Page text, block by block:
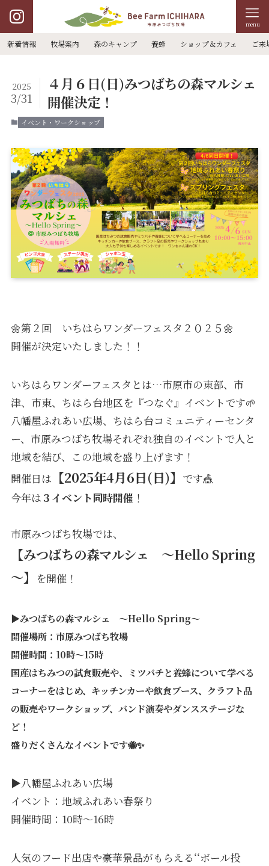
menu
新着情報 牧場案内 森のキャンプ 養蜂 ショップ＆カフェ ご来
４月６日(日)みつばちの森マルシェ
開催決定！
2025
3/31
イベント・ワークショップ
🌼第２回 いちはらワンダーフェスタ２０２５🌼
開催が決定いたしました！！
いちはらワンダーフェスタとは…市原市の東部、市
津、市東、ちはら台地区を『つなぐ』イベントです🌱
八幡屋ふれあい広場、ちはら台コミュニティーセンタ
ー、市原みつばち牧場それぞれ独自のイベントで人と
地域を結び、この地域を盛り上げます！
開催日は 【2025年4月6日(日)】 です🎪
今年は ３イベント同時開催 ！
市原みつばち牧場では、
【みつばちの森マルシェ ～Hello Spring
～】
を開催！
▶みつばちの森マルシェ ～Hello Spring～
開催場所：市原みつばち牧場
開催時間：10時～15時
国産はちみつの試食販売や、ミツバチと養蜂について学べる
コーナーをはじめ、キッチンカーや飲食ブース、クラフト品
の販売やワークショップ、バンド演奏やダンスステージな
ど！
盛りだくさんなイベントです🐝✨
▶八幡屋ふれあい広場
イベント：地域ふれあい春祭り
開催時間：10時～16時
人気のフード出店や豪華景品がもらえる‘‘ボール投